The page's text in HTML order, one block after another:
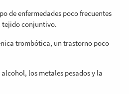
de enfermedades poco frecuentes
tejido conjuntivo.
trombótica, un trastorno poco
los metales pesados y la